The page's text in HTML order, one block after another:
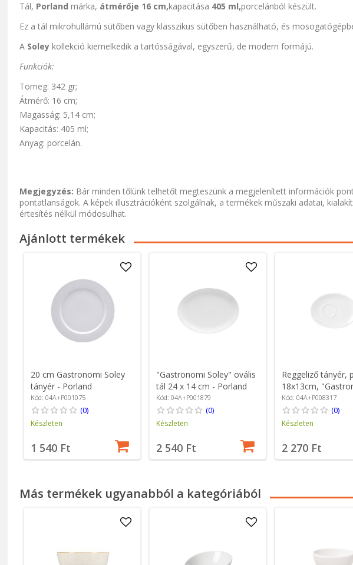
Tál, Porland márka, átmérője 16 cm,kapacitása 405 ml,porcelánból készült.
Ez a tál mikrohullámú sütőben vagy klasszikus sütőben használható, és
A Soley kollekció kiemelkedik a tartósságával, egyszerű, de modern formájú.
Funkciók:
Tömeg: 342 gr;
Átmérő: 16 cm;
Magasság: 5,14 cm;
Kapacitás: 405 ml;
Anyag: porcelán.
Megjegyzés: Bár minden tőlünk telhetőt megteszünk a megjelenített információk
pontatlanságok. A képek illusztrációként szolgálnak, a termékek műszaki adatai,
értesítés nélkül módosulhat.
Ajánlott termékek
20 cm Gastronomi Soley
tányér - Porland
Kód: 04A+P001075
(0)
Készleten
1 540 Ft
"Gastronomi Soley" ovális
tál 24 x 14 cm - Porland
Kód: 04A+P001879
(0)
Készleten
2 540 Ft
Reggeliző tányér,
18x13cm,
Soley" - Porland
Kód: 04A+P008317
(0)
Készleten
2 270 Ft
Más termékek ugyanabból a kategóriából